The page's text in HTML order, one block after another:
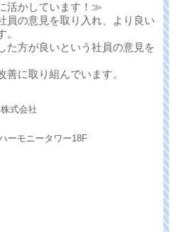
活かしています！≫
員の意見を取り入れ、より良い
た方が良いという社員の意見を
善に取り組んでいます。
式会社
ーモニータワー18F